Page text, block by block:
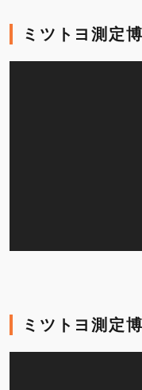
ミツトヨ測定
ミツトヨ測定